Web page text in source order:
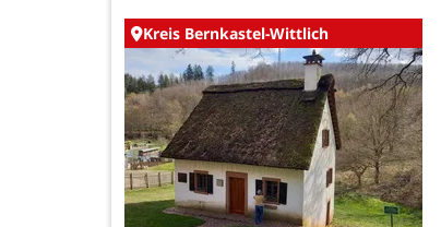
Kreis Bernkastel-Wittlich